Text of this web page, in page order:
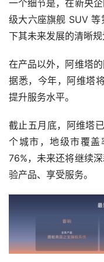
一个细节是，在新央
级大六座旗舰 SUV
下其未来发展的清晰规
在产品以外，阿维塔
据悉，今年，阿维塔
提升服务水平。
截止五月底，阿维塔
个城市，地级市覆盖
76%，未来还将继续
验产品、享受服务。